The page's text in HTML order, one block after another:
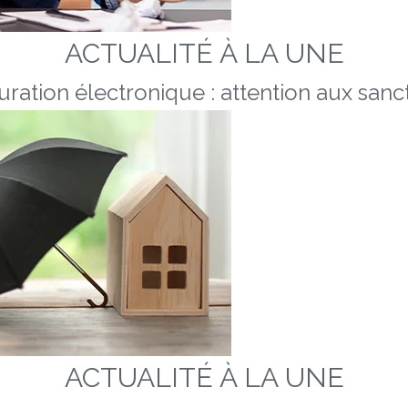
ACTUALITÉ À LA UNE
électronique : attention aux
ACTUALITÉ À LA UNE